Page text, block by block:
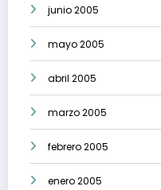
junio 2005
mayo 2005
abril 2005
marzo 2005
febrero 2005
enero 2005